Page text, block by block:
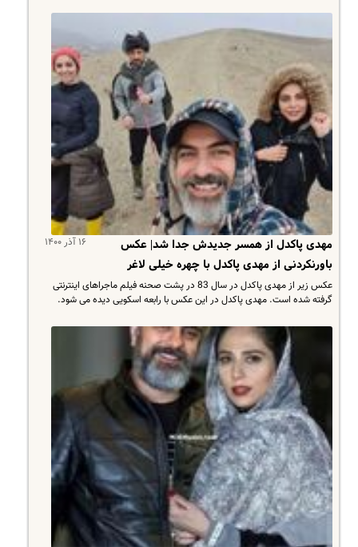
۱۶ آذر ۱۴۰۰
مهدی پاکدل از همسر جدیدش جدا شد| عکس
باورنکردنی از مهدی پاکدل با چهره خیلی لاغر
عکس زیر از مهدی پاکدل در سال 83 در پشت صحنه فیلم ماجراهای اینترنتی
گرفته شده است. مهدی پاکدل در این عکس با رابعه اسکویی دیده می شود.